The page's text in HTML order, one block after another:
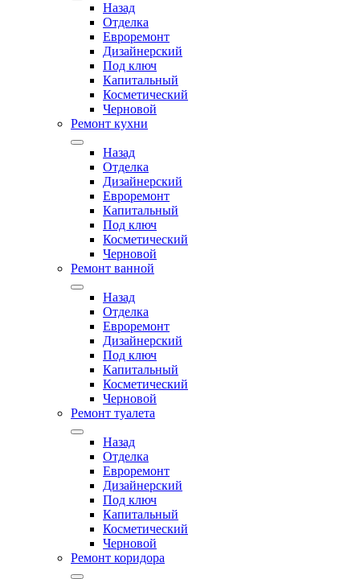
Назад
Отделка
Евроремонт
Дизайнерский
Под ключ
Капитальный
Косметический
Черновой
Ремонт кухни
Назад
Отделка
Дизайнерский
Евроремонт
Капитальный
Под ключ
Косметический
Черновой
Ремонт ванной
Назад
Отделка
Евроремонт
Дизайнерский
Под ключ
Капитальный
Косметический
Черновой
Ремонт туалета
Назад
Отделка
Евроремонт
Дизайнерский
Под ключ
Капитальный
Косметический
Черновой
Ремонт коридора